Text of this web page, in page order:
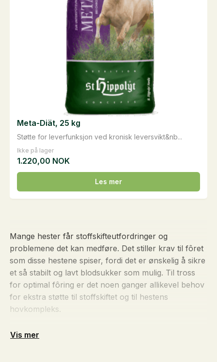
Ikke på lager
Støtte for leverfunksjon ved kronisk leversvikt&nb...
Meta-Diät, 25 kg
1.220,00 NOK
Les mer
Mange hester får stoffskifteutfordringer og
problemene det kan medføre. Det stiller krav til fôret
som disse hestene spiser, fordi det er ønskelig å sikre
et så stabilt og lavt blodsukker som mulig. Til tross
for optimal fôring er det noen ganger allikevel behov
for ekstra støtte til stoffskiftet og til hestens
hovkompleks.
Vis mer